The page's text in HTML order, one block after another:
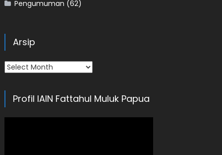
Pengumuman (62)
Arsip
Arsip
Profil IAIN Fattahul Muluk Papua